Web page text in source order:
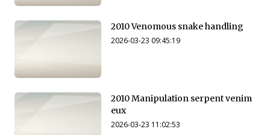
2010 Venomous snake handling
2026-03-23 09:45:19
2010 Manipulation serpent venim
eux
2026-03-23 11:02:53